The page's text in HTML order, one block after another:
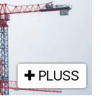
PLUSS